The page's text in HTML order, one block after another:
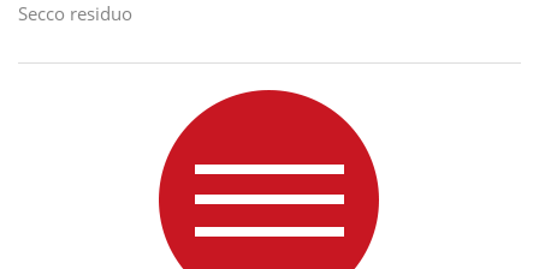
Secco residuo